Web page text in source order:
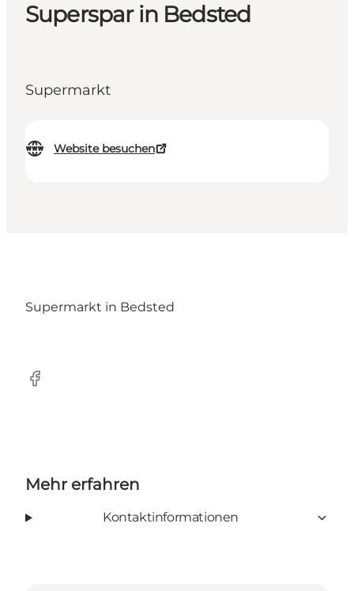
Superspar in Bedsted
Supermarkt
Website besuchen
Supermarkt in Bedsted
Facebook
Mehr erfahren
Kontaktinformationen